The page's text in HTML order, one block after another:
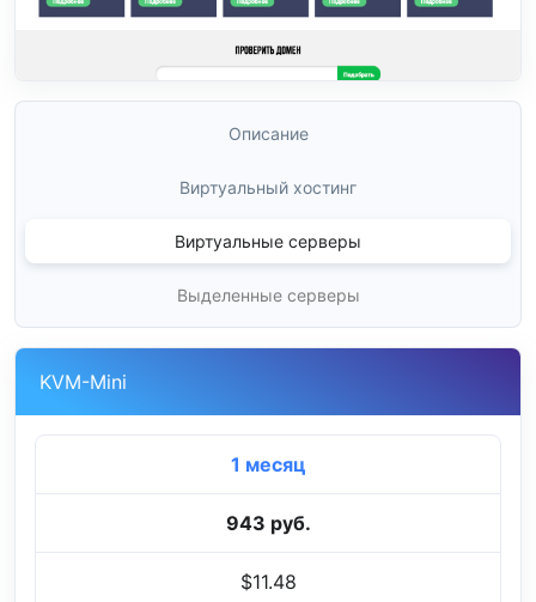
Описание
Виртуальный хостинг
Виртуальные серверы
Выделенные серверы
KVM-Mini
1 месяц
943 руб.
$11.48